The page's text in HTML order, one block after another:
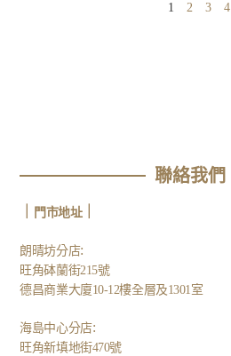
1 2 3 4
聯絡我們
門市地址｜
朗晴坊分店:
旺角砵蘭街215號
德昌商業大廈10-12樓全層及1301室
海島中心分店:
旺角新填地街470號